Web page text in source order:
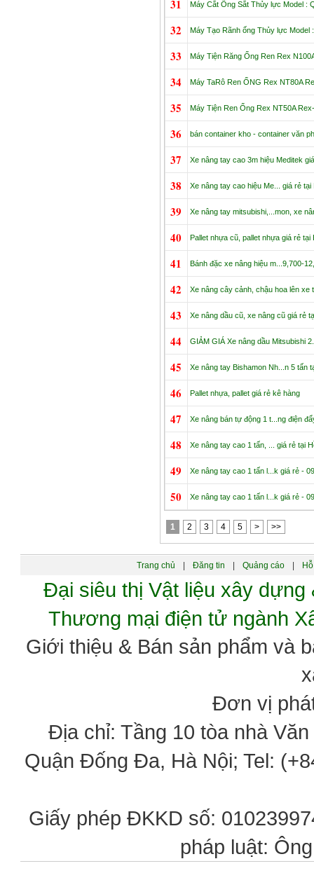
31 Máy Cắt Ống Sắt Thủy lực Model :
32 Máy Tạo Rãnh ống Thủy lực Model
33 Máy Tiện Răng Ống Ren Rex
34 Máy TaRô Ren ỐNG Rex NT80A
35 Máy Tiện Ren Ống Rex NT50A
36 bán container kho - container văn
37 Xe nâng tay cao 3m hiệu Meditek
38 Xe nâng tay cao hiệu Me... giá rẻ tại
39 Xe nâng tay mitsubishi,...mon, xe
40 Pallet nhựa cũ, pallet nhựa giá rẻ tại
41 Bánh đặc xe nâng hiệu m...9,700-
42 Xe nâng cây cảnh, chậu hoa lên xe
43 Xe nâng dầu cũ, xe nâng cũ giá rẻ
44 GIẢM GIÁ Xe nâng dầu Mitsubishi
45 Xe nâng tay Bishamon Nh...n 5 tấn
46 Pallet nhựa, pallet giá rẻ kê hàng
47 Xe nâng bán tự động 1 t...ng điện
48 Xe nâng tay cao 1 tấn, ... giá rẻ tại
49 Xe nâng tay cao 1 tấn l...k giá rẻ -
50 Xe nâng tay cao 1 tấn l...k giá rẻ -
1 2 3 4 5 > >>
Trang chủ Đăng tin Quảng cáo
Đại siêu thị Vật liệu xây
Thương mại điện tử ngành
Giới thiệu & Bán sản phẩm và
Đơn vị
Địa chỉ: Tầng 10 tòa nhà
Quận Đống Đa, Hà Nội; Tel:
Giấy phép ĐKKD số:
pháp luật: